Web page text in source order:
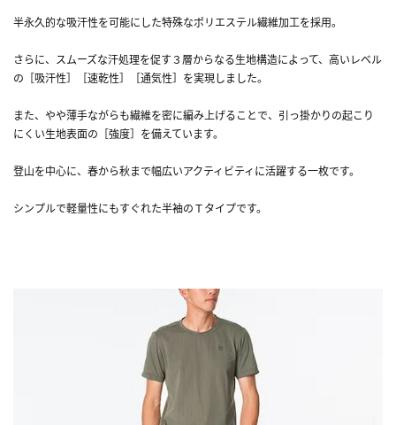
半永久的な吸汗性を可能にした特殊なポリエステル繊維加工を採用。
さらに、スムーズな汗処理を促す３層からなる生地構造によって、高いレベル
の［吸汗性］［速乾性］［通気性］を実現しました。
また、やや薄手ながらも繊維を密に編み上げることで、引っ掛かりの起こり
にくい生地表面の［強度］を備えています。
登山を中心に、春から秋まで幅広いアクティビティに活躍する一枚です。
シンプルで軽量性にもすぐれた半袖のＴタイプです。